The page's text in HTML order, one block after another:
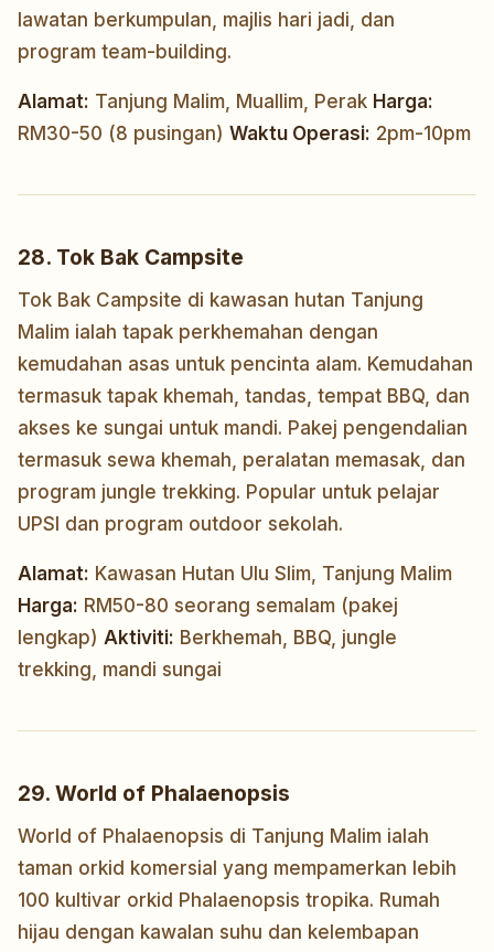
lawatan berkumpulan, majlis hari jadi, dan
program team-building.
Alamat: Tanjung Malim, Muallim, Perak Harga:
RM30-50 (8 pusingan) Waktu Operasi: 2pm-10pm
28. Tok Bak Campsite
Tok Bak Campsite di kawasan hutan Tanjung
Malim ialah tapak perkhemahan dengan
kemudahan asas untuk pencinta alam. Kemudahan
termasuk tapak khemah, tandas, tempat BBQ, dan
akses ke sungai untuk mandi. Pakej pengendalian
termasuk sewa khemah, peralatan memasak, dan
program jungle trekking. Popular untuk pelajar
UPSI dan program outdoor sekolah.
Alamat: Kawasan Hutan Ulu Slim, Tanjung Malim
Harga: RM50-80 seorang semalam (pakej
lengkap) Aktiviti: Berkhemah, BBQ, jungle
trekking, mandi sungai
29. World of Phalaenopsis
World of Phalaenopsis di Tanjung Malim ialah
taman orkid komersial yang mempamerkan lebih
100 kultivar orkid Phalaenopsis tropika. Rumah
hijau dengan kawalan suhu dan kelembapan